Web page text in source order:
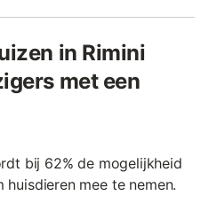
in Rimini
met een
bij 62% de mogelijkheid
mee te nemen.